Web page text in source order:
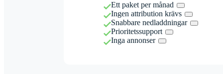
Ett paket per månad
Ingen attribution krävs
Snabbare nedladdningar
Prioritetssupport
Inga annonser